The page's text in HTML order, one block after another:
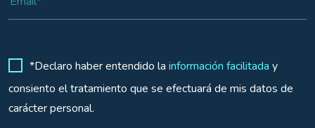
*Declaro haber entendido la información facilitada y
consiento el tratamiento que se efectuará de mis datos de
carácter personal.